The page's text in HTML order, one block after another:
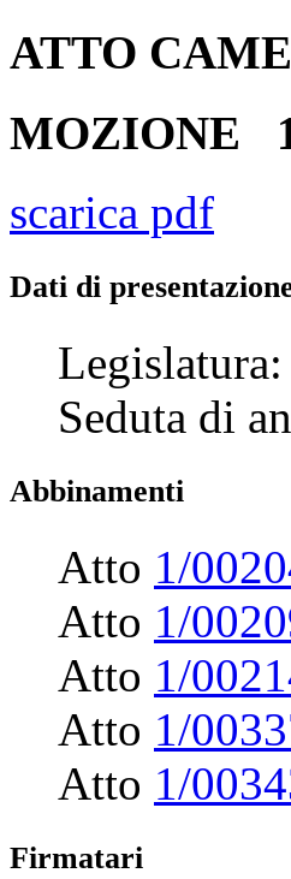
ATTO
MOZIONE
scarica pdf
Dati di
Legislatura:
Seduta di
Abbinamenti
Atto 1/
Atto 1/
Atto 1/
Atto 1/
Atto 1/
Firmatari